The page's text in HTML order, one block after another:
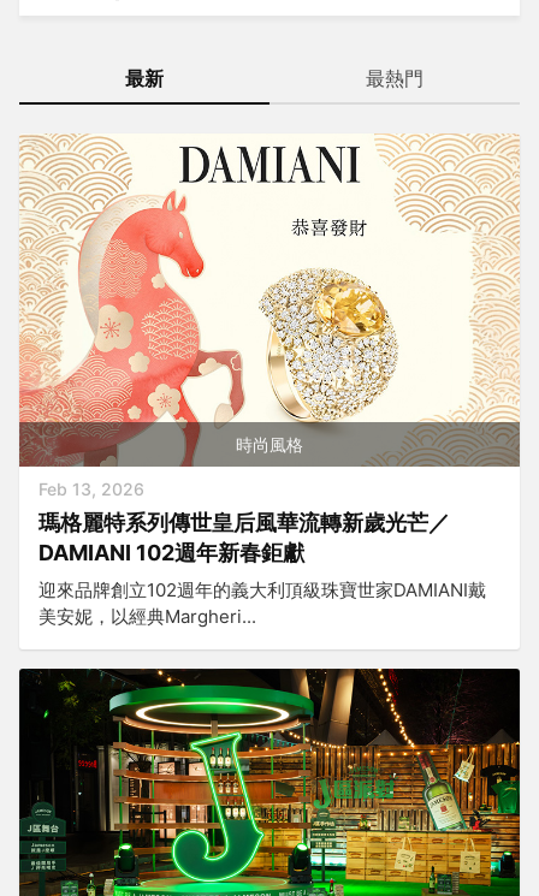
最新 最熱門
時尚風格
Feb 13, 2026
瑪格麗特系列傳世皇后風華流轉新歲光芒／
DAMIANI 102週年新春鉅獻
迎來品牌創立102週年的義大利頂級珠寶世家DAMIANI戴
美安妮，以經典Margheri...